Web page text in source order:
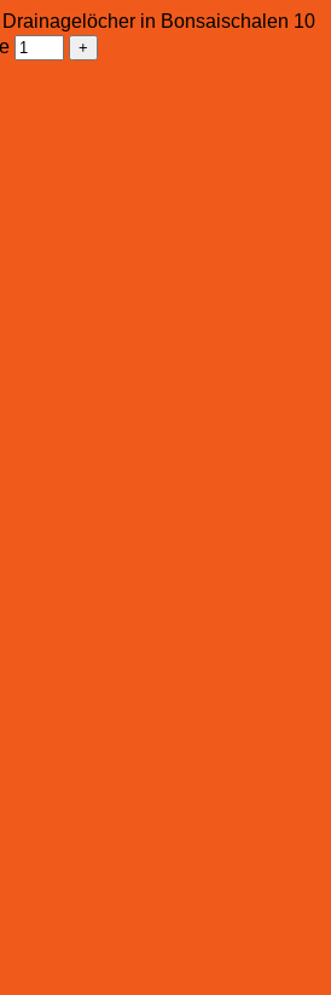
in Bonsaischalen 10